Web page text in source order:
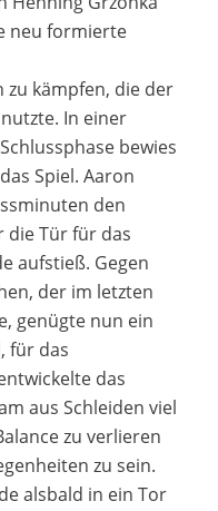
neu formierte
kämpfen, die der
In einer
bewies
Spiel. Aaron
den
die Tür für das
aufstieß. Gegen
der im letzten
genügte nun ein
für das
das
aus Schleiden viel
zu verlieren
zu sein.
alsbald in ein Tor